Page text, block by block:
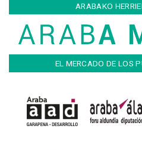
ARABAKO
EL MERCADO DE LOS